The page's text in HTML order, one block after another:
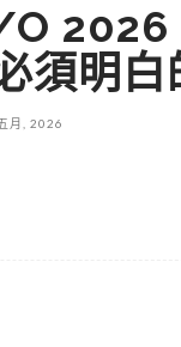
2026
須明白
月, 2026